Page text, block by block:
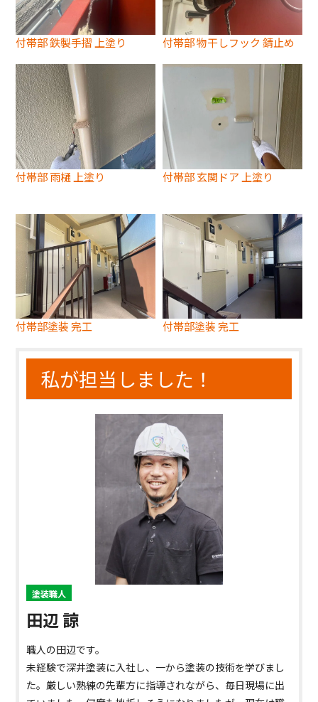
付帯部 鉄製手摺 上塗り 付帯部 物干しフック 錆止め
付帯部 雨樋 上塗り 付帯部 玄関ドア 上塗り
付帯部塗装 完工 付帯部塗装 完工
私が担当しました！
塗装職人
田辺 諒
職人の田辺です。
未経験で深井塗装に入社し、一から塗装の技術を学びまし
た。厳しい熟練の先輩方に指導されながら、毎日現場に出